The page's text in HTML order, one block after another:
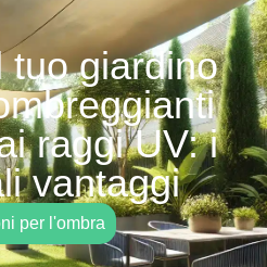
tuo giardino
raggi UV: i
vantaggi
per l'ombra